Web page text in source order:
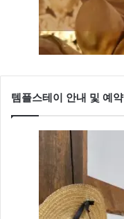
템플스테이 안내 및 예약